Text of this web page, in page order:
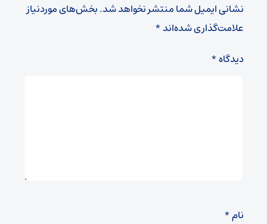
نشانی ایمیل شما منتشر نخواهد شد.بخش‌های موردنیاز
علامت‌گذاری شده‌اند*
دیدگاه*
نام*